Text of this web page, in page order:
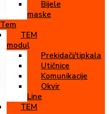
Bijele
maske
Tem
TEM
modul
Prekidači/tipkala
Utičnice
Komunikacije
Okvir
Line
TEM